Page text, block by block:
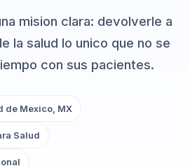
mision clara: devolverle a
la salud lo unico que no se
con sus pacientes.
de Mexico, MX
Salud